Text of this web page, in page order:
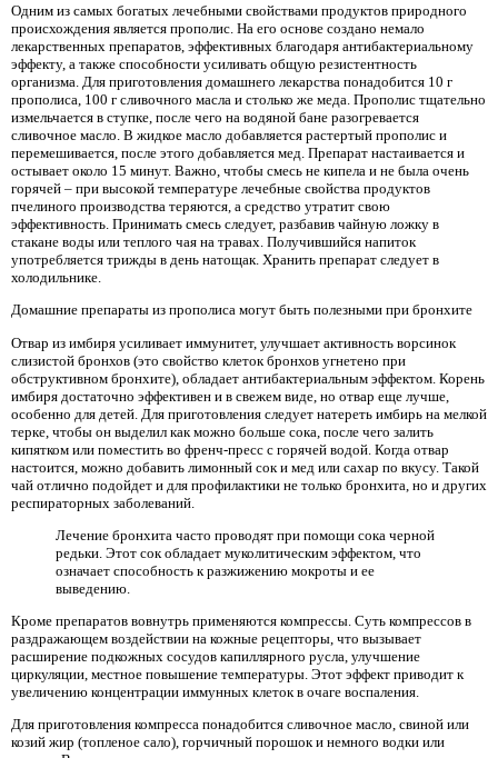
Одним из самых богатых лечебными свойствами продуктов природного
происхождения является прополис. На его основе создано немало
лекарственных препаратов, эффективных благодаря антибактериальному
эффекту, а также способности усиливать общую резистентность
организма. Для приготовления домашнего лекарства понадобится 10 г
прополиса, 100 г сливочного масла и столько же меда. Прополис тщательно
измельчается в ступке, после чего на водяной бане разогревается
сливочное масло. В жидкое масло добавляется растертый прополис и
перемешивается, после этого добавляется мед. Препарат настаивается и
остывает около 15 минут. Важно, чтобы смесь не кипела и не была очень
горячей – при высокой температуре лечебные свойства продуктов
пчелиного производства теряются, а средство утратит свою
эффективность. Принимать смесь следует, разбавив чайную ложку в
стакане воды или теплого чая на травах. Получившийся напиток
употребляется трижды в день натощак. Хранить препарат следует в
холодильнике.
Домашние препараты из прополиса могут быть полезными при бронхите
Отвар из имбиря усиливает иммунитет, улучшает активность ворсинок
слизистой бронхов (это свойство клеток бронхов угнетено при
обструктивном бронхите), обладает антибактериальным эффектом. Корень
имбиря достаточно эффективен и в свежем виде, но отвар еще лучше,
особенно для детей. Для приготовления следует натереть имбирь на мелкой
терке, чтобы он выделил как можно больше сока, после чего залить
кипятком или поместить во френч-пресс с горячей водой. Когда отвар
настоится, можно добавить лимонный сок и мед или сахар по вкусу. Такой
чай отлично подойдет и для профилактики не только бронхита, но и других
респираторных заболеваний.
Лечение бронхита часто проводят при помощи сока черной
редьки. Этот сок обладает муколитическим эффектом, что
означает способность к разжижению мокроты и ее
выведению.
Кроме препаратов вовнутрь применяются компрессы. Суть компрессов в
раздражающем воздействии на кожные рецепторы, что вызывает
расширение подкожных сосудов капиллярного русла, улучшение
циркуляции, местное повышение температуры. Этот эффект приводит к
увеличению концентрации иммунных клеток в очаге воспаления.
Для приготовления компресса понадобится сливочное масло, свиной или
козий жир (топленое сало), горчичный порошок и немного водки или